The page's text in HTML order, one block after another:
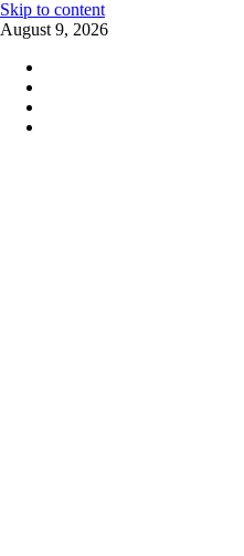
Skip to content
August 9, 2026